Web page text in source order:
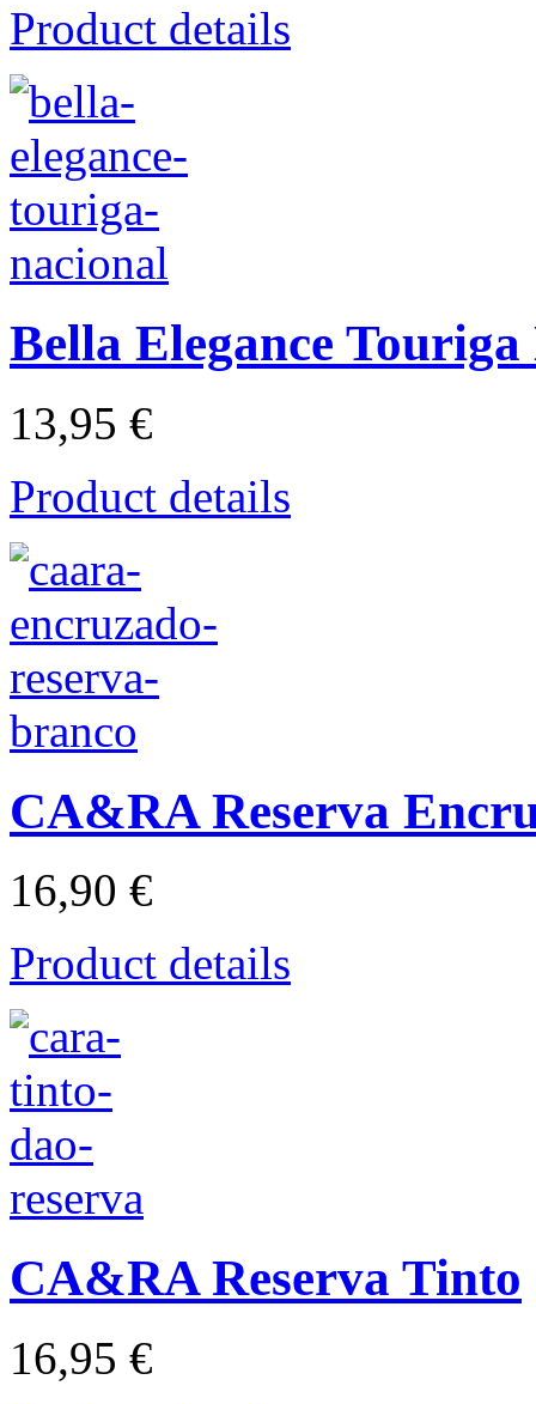
Product details
Bella Elegance
13,95 €
Product details
CA&RA Reserva
16,90 €
Product details
CA&RA Reserva Tinto
16,95 €